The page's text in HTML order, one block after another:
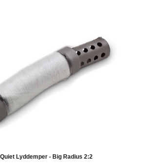
Lyddemper - Big Radius 2:2